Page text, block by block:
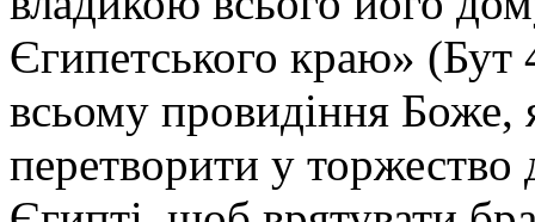
Єгипетського краю» (Бут
всьому провидіння Боже,
перетворити у